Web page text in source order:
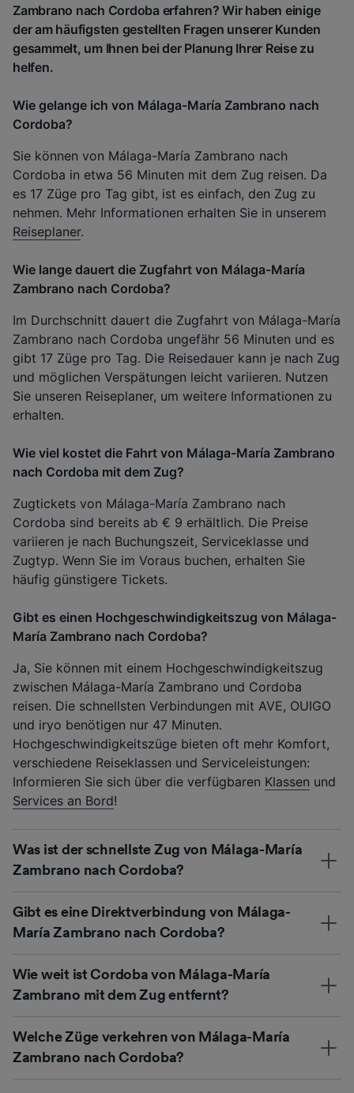
Zambrano nach Cordoba erfahren? Wir haben einige
der am häufigsten gestellten Fragen unserer Kunden
gesammelt, um Ihnen bei der Planung Ihrer Reise zu
helfen.
Wie gelange ich von Málaga-María Zambrano nach
Cordoba?
Sie können von Málaga-María Zambrano nach
Cordoba in etwa 56 Minuten mit dem Zug reisen. Da
es 17 Züge pro Tag gibt, ist es einfach, den Zug zu
nehmen. Mehr Informationen erhalten Sie in unserem
Reiseplaner.
Wie lange dauert die Zugfahrt von Málaga-María
Zambrano nach Cordoba?
Im Durchschnitt dauert die Zugfahrt von Málaga-María
Zambrano nach Cordoba ungefähr 56 Minuten und es
gibt 17 Züge pro Tag. Die Reisedauer kann je nach Zug
und möglichen Verspätungen leicht variieren. Nutzen
Sie unseren Reiseplaner, um weitere Informationen zu
erhalten.
Wie viel kostet die Fahrt von Málaga-María Zambrano
nach Cordoba mit dem Zug?
Zugtickets von Málaga-María Zambrano nach
Cordoba sind bereits ab € 9 erhältlich. Die Preise
variieren je nach Buchungszeit, Serviceklasse und
Zugtyp. Wenn Sie im Voraus buchen, erhalten Sie
häufig günstigere Tickets.
Gibt es einen Hochgeschwindigkeitszug von Málaga-
María Zambrano nach Cordoba?
Ja, Sie können mit einem Hochgeschwindigkeitszug
zwischen Málaga-María Zambrano und Cordoba
reisen. Die schnellsten Verbindungen mit AVE, OUIGO
und iryo benötigen nur 47 Minuten.
Hochgeschwindigkeitszüge bieten oft mehr Komfort,
verschiedene Reiseklassen und Serviceleistungen:
Informieren Sie sich über die verfügbaren Klassen und
Services an Bord!
Was ist der schnellste Zug von Málaga-María
Zambrano nach Cordoba?
Gibt es eine Direktverbindung von Málaga-
María Zambrano nach Cordoba?
Wie weit ist Cordoba von Málaga-María
Zambrano mit dem Zug entfernt?
Welche Züge verkehren von Málaga-María
Zambrano nach Cordoba?